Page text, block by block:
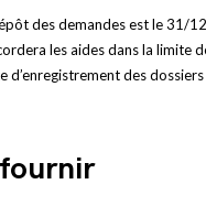
des demandes est le 31/
les aides dans la limite
d’enregistrement des